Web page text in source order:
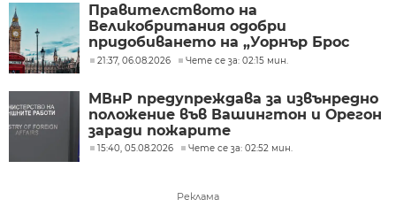
Правителството на
Великобритания одобри
придобиването на „Уорнър Брос
Дискавъри“ от „Парамаунт“ за 110
21:37, 06.08.2026 Чете се за: 02:15 мин.
МВнР предупреждава за извънредно
положение във Вашингтон и Орегон
заради пожарите
15:40, 05.08.2026 Чете се за: 02:52 мин.
Реклама